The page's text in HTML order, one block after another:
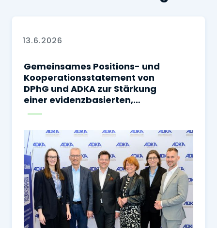
13.6.2026
Gemeinsames Positions- und
Kooperationsstatement von
DPhG und ADKA zur Stärkung
einer evidenzbasierten,
sicheren und
Arzneimitteltherapie